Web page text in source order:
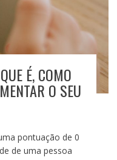
É, COMO
O SEU
pontuação de 0
de uma pessoa